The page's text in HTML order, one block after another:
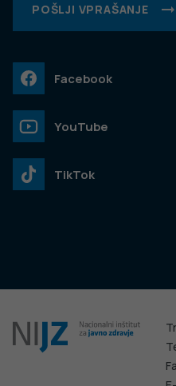
POŠLJI VPRAŠANJE
Facebook
YouTube
TikTok